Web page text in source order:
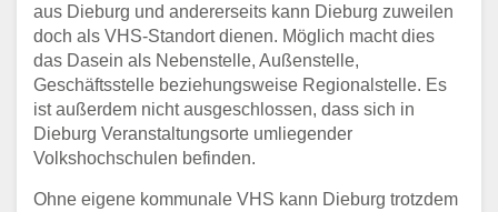
aus Dieburg und andererseits kann Dieburg zuweilen
doch als VHS-Standort dienen. Möglich macht dies
das Dasein als Nebenstelle, Außenstelle,
Geschäftsstelle beziehungsweise Regionalstelle. Es
ist außerdem nicht ausgeschlossen, dass sich in
Dieburg Veranstaltungsorte umliegender
Volkshochschulen befinden.
Ohne eigene kommunale VHS kann Dieburg trotzdem